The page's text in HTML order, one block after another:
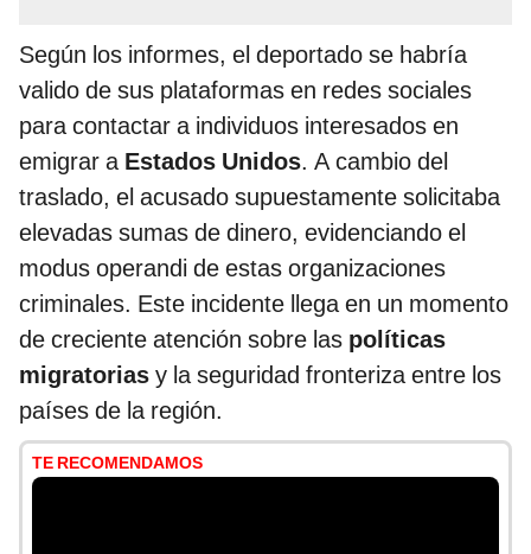
Según los informes, el deportado se habría
valido de sus plataformas en redes sociales
para contactar a individuos interesados en
emigrar a Estados Unidos. A cambio del
traslado, el acusado supuestamente solicitaba
elevadas sumas de dinero, evidenciando el
modus operandi de estas organizaciones
criminales. Este incidente llega en un momento
de creciente atención sobre las políticas
migratorias y la seguridad fronteriza entre los
países de la región.
TE RECOMENDAMOS